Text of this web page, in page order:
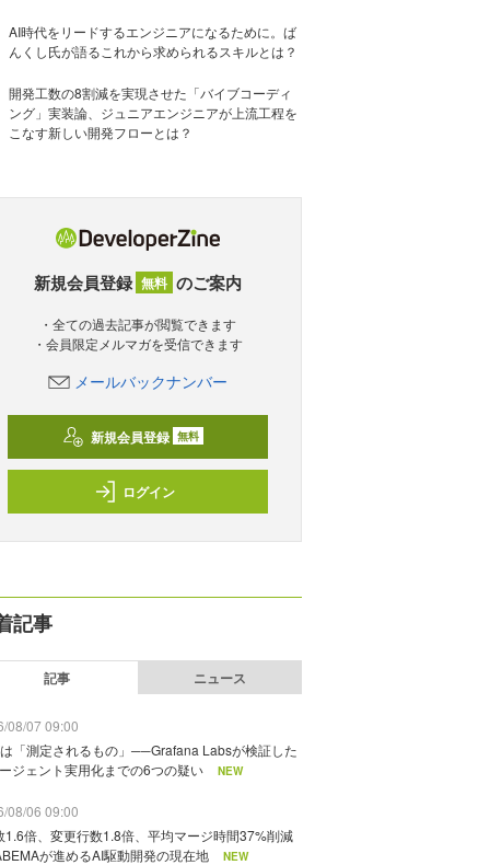
AI時代をリードするエンジニアになるために。ば
んくし氏が語るこれから求められるスキルとは？
開発工数の8割減を実現させた「バイブコーディ
ング」実装論、ジュニアエンジニアが上流工程を
こなす新しい開発フローとは？
新規会員登録 無料 のご案内
・全ての過去記事が閲覧できます
・会員限定メルマガを受信できます
メールバックナンバー
新規会員登録 無料
ログイン
記事
記事 ニュース
08/07 09:00
「測定されるもの」──Grafana Labsが検証した
ジェント実用化までの6つの疑い
NEW
08/06 09:00
1.6倍、変更行数1.8倍、平均マージ時間37%削減
が進めるAI駆動開発の現在地
NEW